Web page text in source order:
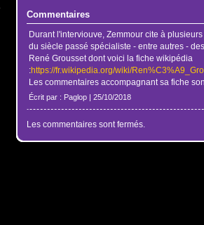
Commentaires
Durant l'interviouve, Zemmour cite à
du siècle passé spécialiste - entre autres -
René Grousset dont voici la fiche wikipédia
:https://fr.wikipedia.org/wiki/
Les commentaires accompagnant sa fiche
Écrit par : Paglop | 25/10/2018
Les commentaires sont fermés.